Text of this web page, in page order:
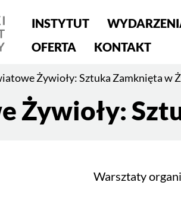
Menu
główne
INSTYTUT
OFERTA
KONTAKT
Żywioły: Sztuka Zamknięta w
Żywioły:
Warsztaty